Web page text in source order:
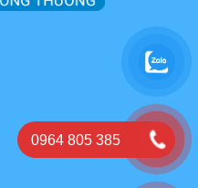
0964 805 385